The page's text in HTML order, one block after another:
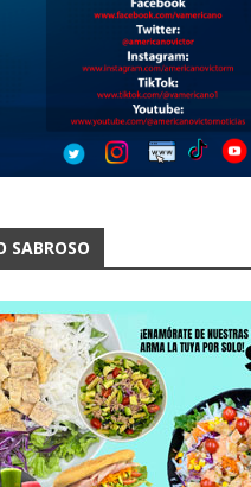
SABROSO